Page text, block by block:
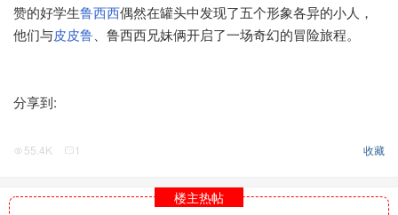
赞的好学生鲁西西偶然在罐头中发现了五个形象各异的小人，
他们与皮皮鲁 、鲁西西兄妹俩开启了一场奇幻的冒险旅程。
分享到:
55.4K 1 收藏
楼主热帖